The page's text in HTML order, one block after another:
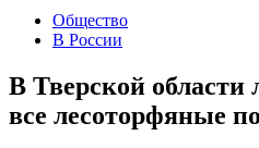
Общество
В России
В Тверской
все лесоторфяные